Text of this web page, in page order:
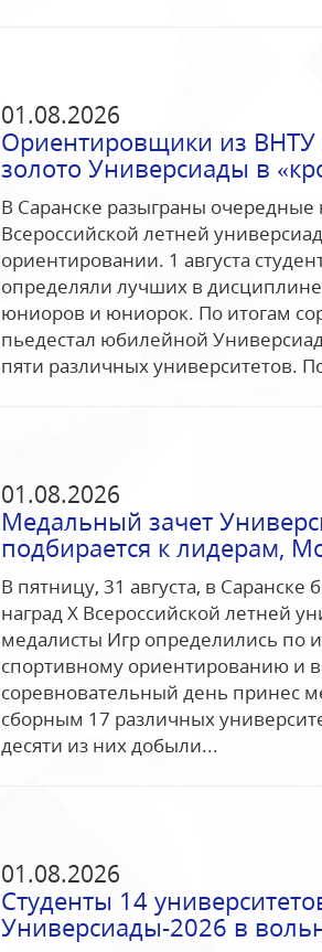
01.08.2026
Ориентировщики из ВНТУ
золото Универсиады в
В Саранске разыграны
Всероссийской летней
ориентировании. 1 августа
определяли лучших в дисциплине
юниоров и юниорок. По итогам
пьедестал юбилейной
пяти различных университетов.
01.08.2026
Медальный зачет
подбирается к лидерам,
В пятницу, 31 августа, в
наград Х Всероссийской летней
медалисты Игр определились по
спортивному ориентированию и
соревновательный день принес
сборным 17 различных
десяти из них добыли...
01.08.2026
Студенты 14
Универсиады-2026 в